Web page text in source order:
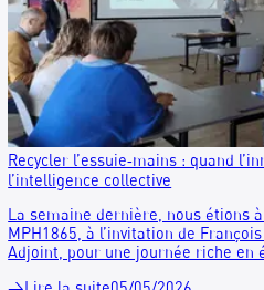
RECYGO participe au
la loi AGEC
RECYGO est intervenu le 21
organisé par la Gazette des
désormais centrale pour les
loi AGEC à des actions